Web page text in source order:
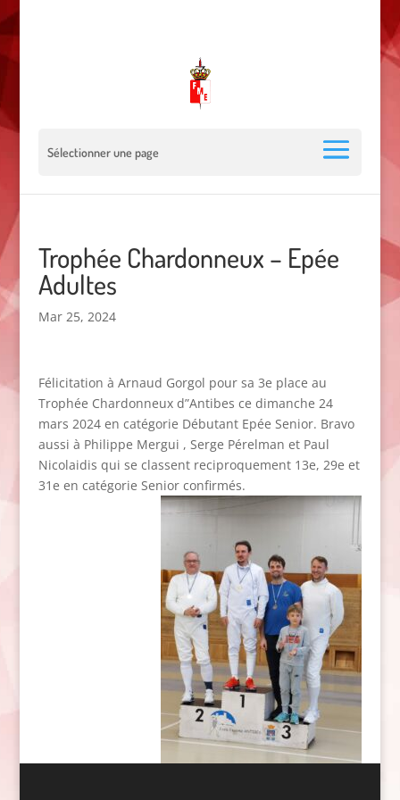
Sélectionner une page
Trophée Chardonneux – Epée
Adultes
Mar 25, 2024
Félicitation à Arnaud Gorgol pour sa 3e place au
Trophée Chardonneux d”Antibes ce dimanche 24
mars 2024 en catégorie Débutant Epée Senior. Bravo
aussi à Philippe Mergui , Serge Pérelman et Paul
Nicolaidis qui se classent reciproquement 13e, 29e et
31e en catégorie Senior confirmés.